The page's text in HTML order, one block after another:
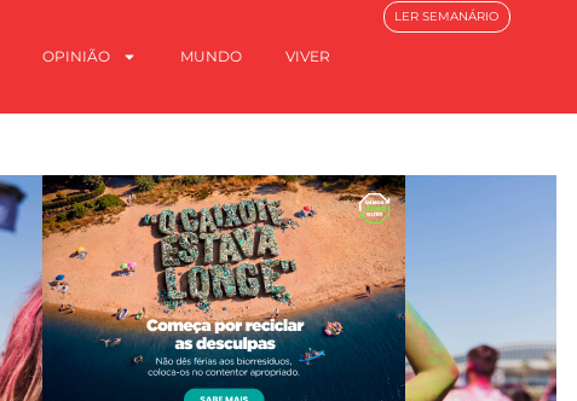
OPINIÃO MUNDO VIVER
LER SEMANÁRIO